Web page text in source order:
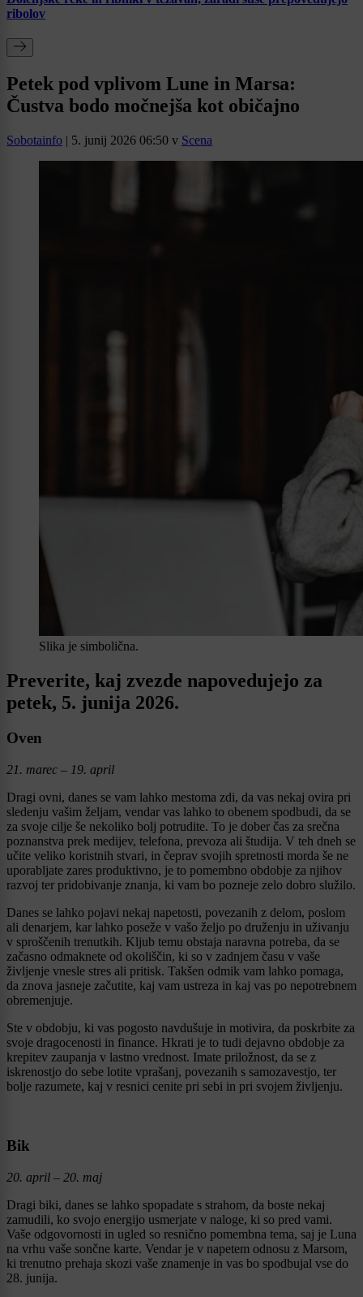
ribolov
Petek pod vplivom Lune in Marsa:
Čustva bodo močnejša kot običajno
Sobotainfo | 5. junij 2026 06:50 v Scena
Slika je simbolična.
Preverite, kaj zvezde napovedujejo za
petek, 5. junija 2026.
Oven
21. marec – 19. april
Dragi ovni, danes se vam lahko mestoma zdi, da vas nekaj ovira pri
sledenju vašim željam, vendar vas lahko to obenem spodbudi, da se
za svoje cilje še nekoliko bolj potrudite. To je dober čas za srečna
poznanstva prek medijev, telefona, prevoza ali študija. V teh dneh se
učite veliko koristnih stvari, in čeprav svojih spretnosti morda še ne
uporabljate zares produktivno, je to pomembno obdobje za njihov
razvoj ter pridobivanje znanja, ki vam bo pozneje zelo dobro služilo.
Danes se lahko pojavi nekaj napetosti, povezanih z delom, poslom
ali denarjem, kar lahko poseže v vašo željo po druženju in uživanju
v sproščenih trenutkih. Kljub temu obstaja naravna potreba, da se
začasno odmaknete od okoliščin, ki so v zadnjem času v vaše
življenje vnesle stres ali pritisk. Takšen odmik vam lahko pomaga,
da znova jasneje začutite, kaj vam ustreza in kaj vas po nepotrebnem
obremenjuje.
Ste v obdobju, ki vas pogosto navdušuje in motivira, da poskrbite za
svoje dragocenosti in finance. Hkrati je to tudi dejavno obdobje za
krepitev zaupanja v lastno vrednost. Imate priložnost, da se z
iskrenostjo do sebe lotite vprašanj, povezanih s samozavestjo, ter
bolje razumete, kaj v resnici cenite pri sebi in pri svojem življenju.
Bik
20. april – 20. maj
Dragi biki, danes se lahko spopadate s strahom, da boste nekaj
zamudili, ko svojo energijo usmerjate v naloge, ki so pred vami.
Vaše odgovornosti in ugled so resnično pomembna tema, saj je Luna
na vrhu vaše sončne karte. Vendar je v napetem odnosu z Marsom,
ki trenutno prehaja skozi vaše znamenje in vas bo spodbujal vse do
28. junija.